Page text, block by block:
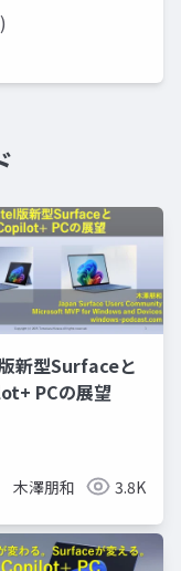
新型Surfaceと
PCの展望
木澤朋和 3.8K